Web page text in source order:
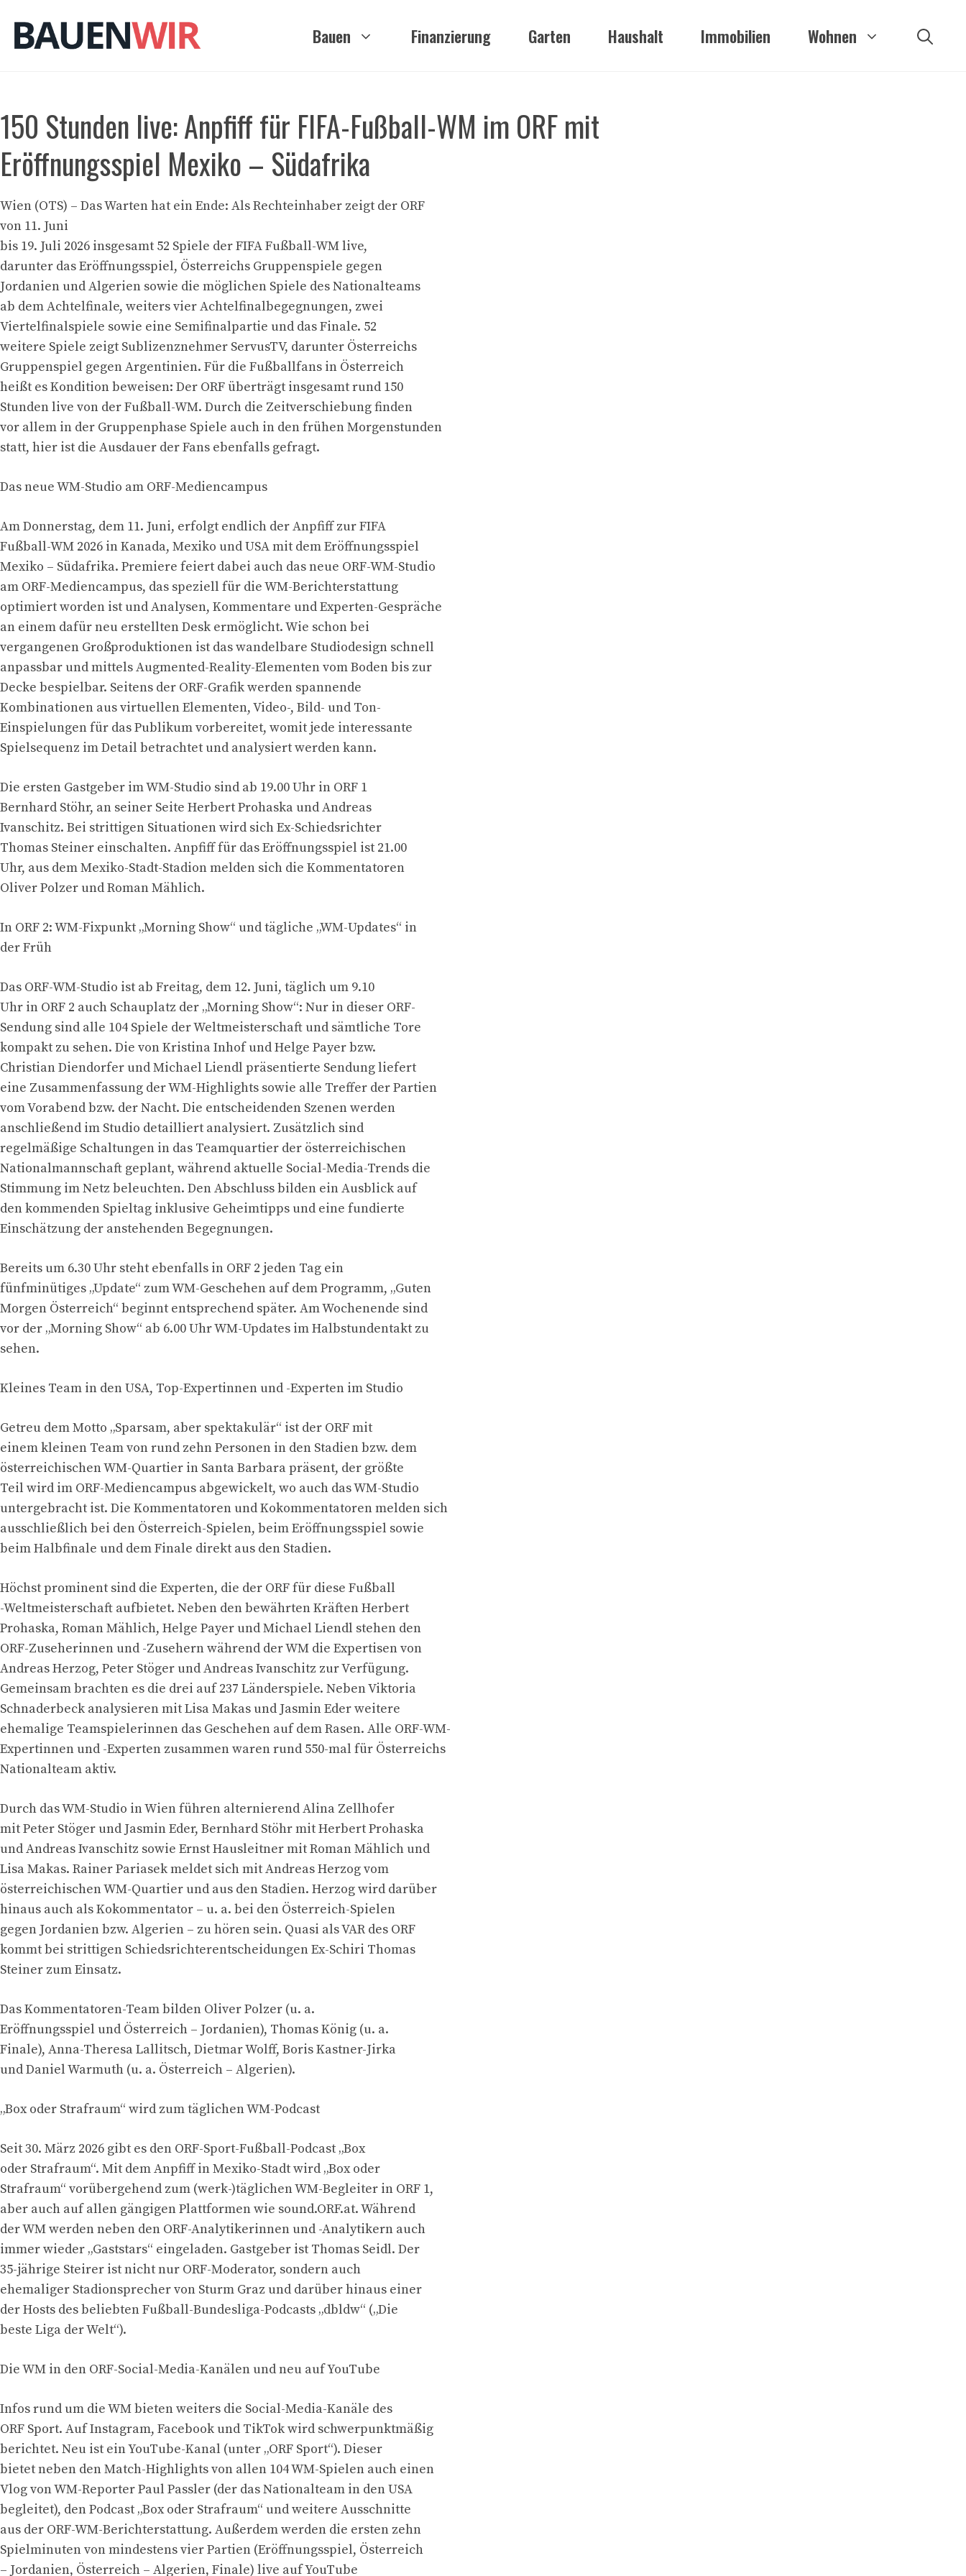
Inhalt
springen
Bauen Finanzierung Garten Haushalt Immobilien Wohnen
150 Stunden live: Anpfiff für FIFA-Fußball-WM im ORF mit
Eröffnungsspiel Mexiko – Südafrika
Wien (OTS) – Das Warten hat ein Ende: Als Rechteinhaber zeigt der ORF
von 11. Juni
bis 19. Juli 2026 insgesamt 52 Spiele der FIFA Fußball-WM live,
darunter das Eröffnungsspiel, Österreichs Gruppenspiele gegen
Jordanien und Algerien sowie die möglichen Spiele des Nationalteams
ab dem Achtelfinale, weiters vier Achtelfinalbegegnungen, zwei
Viertelfinalspiele sowie eine Semifinalpartie und das Finale. 52
weitere Spiele zeigt Sublizenznehmer ServusTV, darunter Österreichs
Gruppenspiel gegen Argentinien. Für die Fußballfans in Österreich
heißt es Kondition beweisen: Der ORF überträgt insgesamt rund 150
Stunden live von der Fußball-WM. Durch die Zeitverschiebung finden
vor allem in der Gruppenphase Spiele auch in den frühen Morgenstunden
statt, hier ist die Ausdauer der Fans ebenfalls gefragt.
Das neue WM-Studio am ORF-Mediencampus
Am Donnerstag, dem 11. Juni, erfolgt endlich der Anpfiff zur FIFA
Fußball-WM 2026 in Kanada, Mexiko und USA mit dem Eröffnungsspiel
Mexiko – Südafrika. Premiere feiert dabei auch das neue ORF-WM-Studio
am ORF-Mediencampus, das speziell für die WM-Berichterstattung
optimiert worden ist und Analysen, Kommentare und Experten-Gespräche
an einem dafür neu erstellten Desk ermöglicht. Wie schon bei
vergangenen Großproduktionen ist das wandelbare Studiodesign schnell
anpassbar und mittels Augmented-Reality-Elementen vom Boden bis zur
Decke bespielbar. Seitens der ORF-Grafik werden spannende
Kombinationen aus virtuellen Elementen, Video-, Bild- und Ton-
Einspielungen für das Publikum vorbereitet, womit jede interessante
Spielsequenz im Detail betrachtet und analysiert werden kann.
Die ersten Gastgeber im WM-Studio sind ab 19.00 Uhr in ORF 1
Bernhard Stöhr, an seiner Seite Herbert Prohaska und Andreas
Ivanschitz. Bei strittigen Situationen wird sich Ex-Schiedsrichter
Thomas Steiner einschalten. Anpfiff für das Eröffnungsspiel ist 21.00
Uhr, aus dem Mexiko-Stadt-Stadion melden sich die Kommentatoren
Oliver Polzer und Roman Mählich.
In ORF 2: WM-Fixpunkt „Morning Show“ und tägliche „WM-Updates“ in
der Früh
Das ORF-WM-Studio ist ab Freitag, dem 12. Juni, täglich um 9.10
Uhr in ORF 2 auch Schauplatz der „Morning Show“: Nur in dieser ORF-
Sendung sind alle 104 Spiele der Weltmeisterschaft und sämtliche Tore
kompakt zu sehen. Die von Kristina Inhof und Helge Payer bzw.
Christian Diendorfer und Michael Liendl präsentierte Sendung liefert
eine Zusammenfassung der WM-Highlights sowie alle Treffer der Partien
vom Vorabend bzw. der Nacht. Die entscheidenden Szenen werden
anschließend im Studio detailliert analysiert. Zusätzlich sind
regelmäßige Schaltungen in das Teamquartier der österreichischen
Nationalmannschaft geplant, während aktuelle Social-Media-Trends die
Stimmung im Netz beleuchten. Den Abschluss bilden ein Ausblick auf
den kommenden Spieltag inklusive Geheimtipps und eine fundierte
Einschätzung der anstehenden Begegnungen.
Bereits um 6.30 Uhr steht ebenfalls in ORF 2 jeden Tag ein
fünfminütiges „Update“ zum WM-Geschehen auf dem Programm, „Guten
Morgen Österreich“ beginnt entsprechend später. Am Wochenende sind
vor der „Morning Show“ ab 6.00 Uhr WM-Updates im Halbstundentakt zu
sehen.
Kleines Team in den USA, Top-Expertinnen und -Experten im Studio
Getreu dem Motto „Sparsam, aber spektakulär“ ist der ORF mit
einem kleinen Team von rund zehn Personen in den Stadien bzw. dem
österreichischen WM-Quartier in Santa Barbara präsent, der größte
Teil wird im ORF-Mediencampus abgewickelt, wo auch das WM-Studio
untergebracht ist. Die Kommentatoren und Kokommentatoren melden sich
ausschließlich bei den Österreich-Spielen, beim Eröffnungsspiel sowie
beim Halbfinale und dem Finale direkt aus den Stadien.
Höchst prominent sind die Experten, die der ORF für diese Fußball
-Weltmeisterschaft aufbietet. Neben den bewährten Kräften Herbert
Prohaska, Roman Mählich, Helge Payer und Michael Liendl stehen den
ORF-Zuseherinnen und -Zusehern während der WM die Expertisen von
Andreas Herzog, Peter Stöger und Andreas Ivanschitz zur Verfügung.
Gemeinsam brachten es die drei auf 237 Länderspiele. Neben Viktoria
Schnaderbeck analysieren mit Lisa Makas und Jasmin Eder weitere
ehemalige Teamspielerinnen das Geschehen auf dem Rasen. Alle ORF-WM-
Expertinnen und -Experten zusammen waren rund 550-mal für Österreichs
Nationalteam aktiv.
Durch das WM-Studio in Wien führen alternierend Alina Zellhofer
mit Peter Stöger und Jasmin Eder, Bernhard Stöhr mit Herbert Prohaska
und Andreas Ivanschitz sowie Ernst Hausleitner mit Roman Mählich und
Lisa Makas. Rainer Pariasek meldet sich mit Andreas Herzog vom
österreichischen WM-Quartier und aus den Stadien. Herzog wird darüber
hinaus auch als Kokommentator – u. a. bei den Österreich-Spielen
gegen Jordanien bzw. Algerien – zu hören sein. Quasi als VAR des ORF
kommt bei strittigen Schiedsrichterentscheidungen Ex-Schiri Thomas
Steiner zum Einsatz.
Das Kommentatoren-Team bilden Oliver Polzer (u. a.
Eröffnungsspiel und Österreich – Jordanien), Thomas König (u. a.
Finale), Anna-Theresa Lallitsch, Dietmar Wolff, Boris Kastner-Jirka
und Daniel Warmuth (u. a. Österreich – Algerien).
„Box oder Strafraum“ wird zum täglichen WM-Podcast
Seit 30. März 2026 gibt es den ORF-Sport-Fußball-Podcast „Box
oder Strafraum“. Mit dem Anpfiff in Mexiko-Stadt wird „Box oder
Strafraum“ vorübergehend zum (werk-)täglichen WM-Begleiter in ORF 1,
aber auch auf allen gängigen Plattformen wie sound.ORF.at. Während
der WM werden neben den ORF-Analytikerinnen und -Analytikern auch
immer wieder „Gaststars“ eingeladen. Gastgeber ist Thomas Seidl. Der
35-jährige Steirer ist nicht nur ORF-Moderator, sondern auch
ehemaliger Stadionsprecher von Sturm Graz und darüber hinaus einer
der Hosts des beliebten Fußball-Bundesliga-Podcasts „dbldw“ („Die
beste Liga der Welt“).
Die WM in den ORF-Social-Media-Kanälen und neu auf YouTube
Infos rund um die WM bieten weiters die Social-Media-Kanäle des
ORF Sport. Auf Instagram, Facebook und TikTok wird schwerpunktmäßig
berichtet. Neu ist ein YouTube-Kanal (unter „ORF Sport“). Dieser
bietet neben den Match-Highlights von allen 104 WM-Spielen auch einen
Vlog von WM-Reporter Paul Passler (der das Nationalteam in den USA
begleitet), den Podcast „Box oder Strafraum“ und weitere Ausschnitte
aus der ORF-WM-Berichterstattung. Außerdem werden die ersten zehn
Spielminuten von mindestens vier Partien (Eröffnungsspiel, Österreich
– Jordanien, Österreich – Algerien, Finale) live auf YouTube